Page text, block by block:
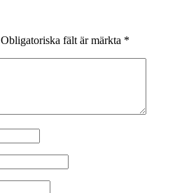
Obligatoriska fält är märkta *